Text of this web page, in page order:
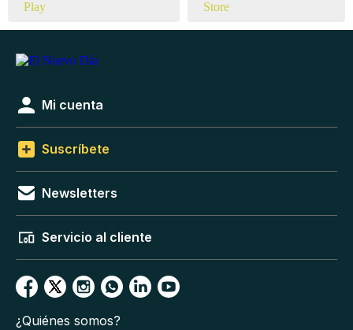
Mi cuenta
Suscríbete
Newsletters
Servicio al cliente
¿Quiénes somos?